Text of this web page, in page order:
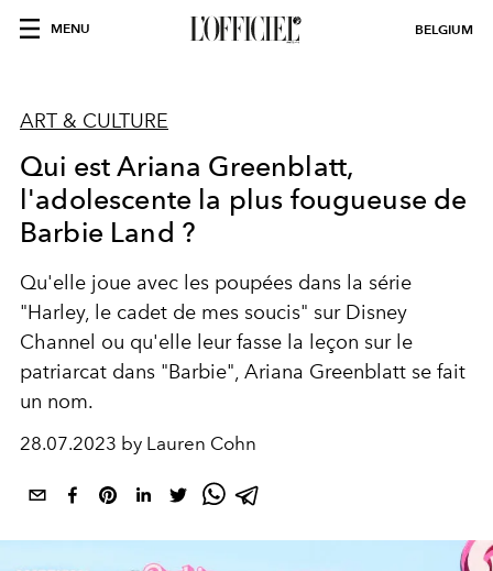
MENU BELGIUM
ART & CULTURE
Qui est Ariana Greenblatt,
l'adolescente la plus fougueuse de
Barbie Land ?
Qu'elle joue avec les poupées dans la série
"Harley, le cadet de mes soucis" sur Disney
Channel ou qu'elle leur fasse la leçon sur le
patriarcat dans "Barbie", Ariana Greenblatt se fait
un nom.
28.07.2023 by Lauren Cohn